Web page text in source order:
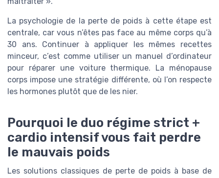
La psychologie de la perte de poids à cette étape est
centrale, car vous n’êtes pas face au même corps qu’à
30 ans. Continuer à appliquer les mêmes recettes
minceur, c’est comme utiliser un manuel d’ordinateur
pour réparer une voiture thermique. La ménopause
corps impose une stratégie différente, où l’on respecte
les hormones plutôt que de les nier.
Pourquoi le duo régime strict +
cardio intensif vous fait perdre
le mauvais poids
Les solutions classiques de perte de poids à base de